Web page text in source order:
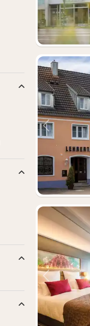
Vorige
Vorige